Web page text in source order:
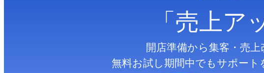
「売上ア
開店準備から集客・売上
無料お試し期間中でもサポート